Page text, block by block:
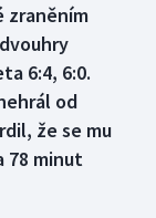
zraněním
6:4, 6:0.
od
že se mu
78 minut